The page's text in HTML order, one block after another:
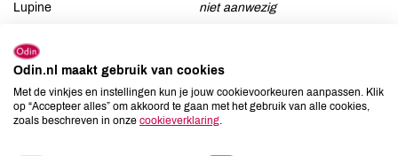
Lupine
niet aanwezig
Noten
Selderij
niet aanwezig
Sesam
niet aanwezig
Odin.nl maakt gebruik van cookies
Met de vinkjes en instellingen kun je jouw cookievoorkeuren aanpassen. Klik
op “Accepteer alles” om akkoord te gaan met het gebruik van alle cookies,
zoals beschreven in onze cookieverklaring.